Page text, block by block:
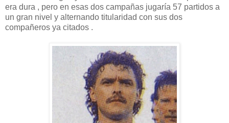
era dura , pero en esas dos campañas jugaría 57 partidos a
un gran nivel y alternando titularidad con sus dos
compañeros ya citados .